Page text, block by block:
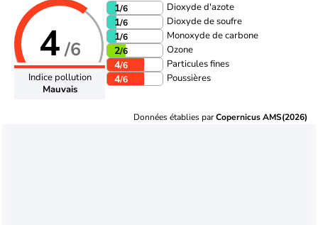
4/6
Indice pollution
Mauvais
1/6 Dioxyde d'azote
1/6 Dioxyde de soufre
1/6 Monoxyde de carbone
2/6 Ozone
4/6 Particules fines
4/6 Poussières
Données établies parCopernicus AMS(2026)